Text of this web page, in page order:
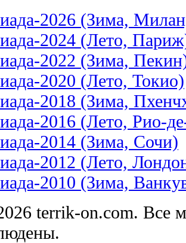
2026 (Зима,
2024 (Лето,
2022 (Зима,
2020 (Лето, Токио)
2018 (Зима,
2016 (Лето, Рио-
2014 (Зима, Сочи)
2012 (Лето,
2010 (Зима,
terrik-on.com. Все